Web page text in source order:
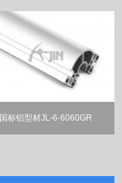
国标铝型材JL-6-6060GR